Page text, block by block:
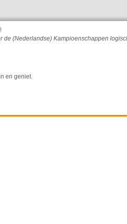
!
(Nederlandse) Kampioenschappen
en geniet.